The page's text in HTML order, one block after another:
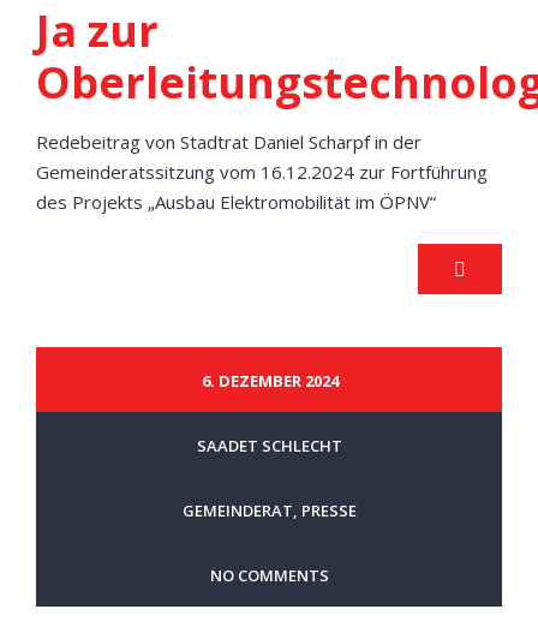
Ja zur
Redebeitrag von Stadtrat Daniel Scharpf in der
Gemeinderatssitzung vom 16.12.2024 zur Fortführung
des Projekts „Ausbau Elektromobilität im ÖPNV“
6. DEZEMBER 2024
SAADET SCHLECHT
GEMEINDERAT, PRESSE
NO COMMENTS